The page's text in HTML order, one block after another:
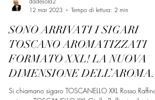
12 mar 2023
Tempo di lettura: 2 min
SONO ARRIVATI I SIGARI
TOSCANO AROMATIZZATI
FORMATO XXL! LA NUOVA
DIMENSIONE DELL’AROMA.